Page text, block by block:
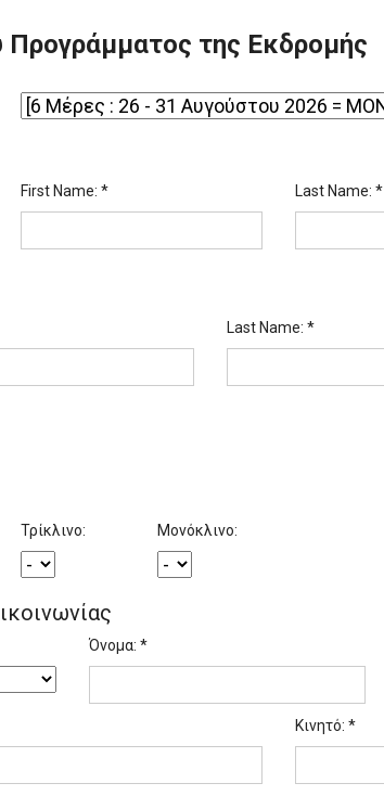
Προγράμματος της Εκδρομής
First Name: * Last Name: *
Last Name: *
Τρίκλινο: Μονόκλινο:
Όνομα: *
Κινητό: *